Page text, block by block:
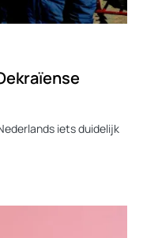
iets duidelijk